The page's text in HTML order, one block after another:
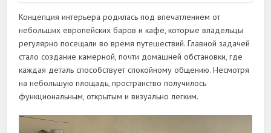
Концепция интерьера родилась под впечатлением от
небольших европейских баров и кафе, которые владельцы
регулярно посещали во время путешествий. Главной задачей
стало создание камерной, почти домашней обстановки, где
каждая деталь способствует спокойному общению. Несмотря
на небольшую площадь, пространство получилось
функциональным, открытым и визуально легким.